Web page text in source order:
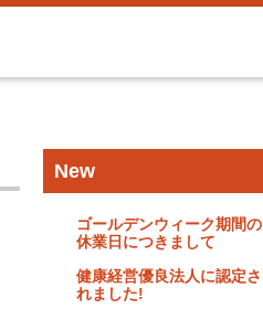
New
ゴールデンウィーク期間の
休業日につきまして
健康経営優良法人に認定さ
れました!